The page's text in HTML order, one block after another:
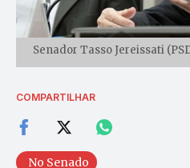
Senador Tasso Jereissati
COMPARTILHAR
No Senado